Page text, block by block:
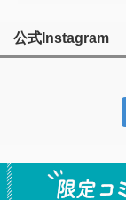
公式Instagram